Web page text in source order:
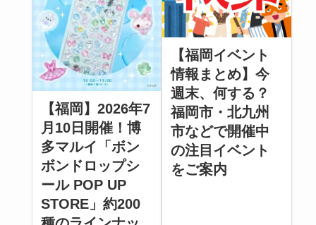
【福岡】2026年7
月10日開催！博
多マルイ「ボン
ボンドロップシ
ール POP UP
STORE」約200
【福岡イベント
情報まとめ】今
週末、何する？
福岡市・北九州
市などで開催中
の注目イベント
をご案内